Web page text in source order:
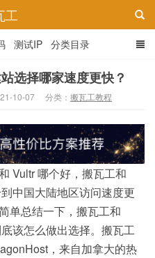
工
测试IP 分类目录
选择哪家速度更快？
10-07 分类： 搬瓦工教程
Vultr 哪个好，搬瓦工和
中国大陆地区访问速度更
单总结一下，搬瓦工和
该怎么做出选择。搬瓦工
，来自加拿大的热